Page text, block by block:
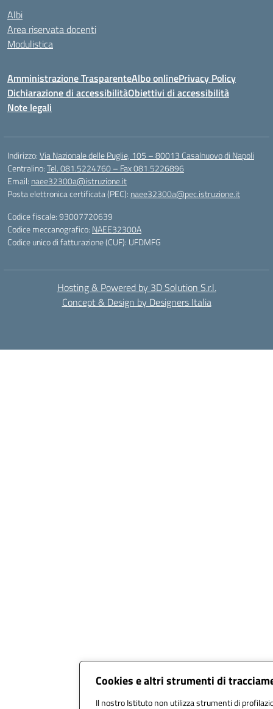
Cookies e altri strumenti di
Il nostro Istituto non utilizza strumenti di
Albi
Area riservata docenti
Modulistica
Amministrazione TrasparenteAlbo onlinePrivacy Policy
Dichiarazione di accessibilitàObiettivi di accessibilità
Note legali
Indirizzo:Via Nazionale delle Puglie, 105 – 80013 Casalnuovo di Napoli
Centralino:Tel. 081.5224760 – Fax 081.5226896
Email: naee32300a@istruzione.it
Posta elettronica certificata (PEC): naee32300a@pec.istruzione.it
Codice fiscale: 93007720639
Codice meccanografico: NAEE32300A
Codice unico di fatturazione (CUF): UFDMFG
Hosting & Powered by 3D Solution S.r.l.
Concept & Design by Designers Italia